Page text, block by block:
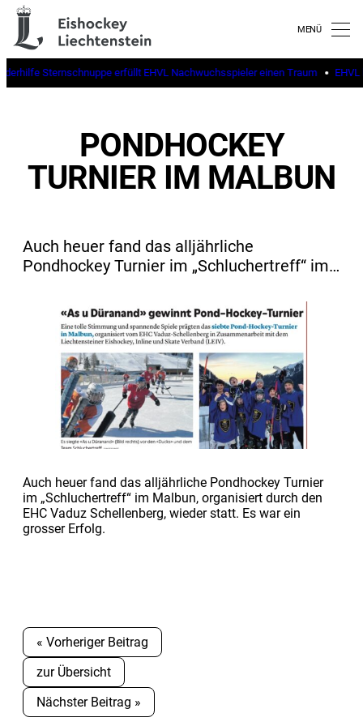
Sternschnuppe erfüllt EHVL Nachwuchsspieler einen Traum
PONDHOCKEY
TURNIER IM MALBUN
Auch heuer fand das alljährliche
Pondhockey Turnier im „Schluchertreff“ im…
Auch heuer fand das alljährliche Pondhockey Turnier
im „Schluchertreff“ im Malbun, organisiert durch den
EHC Vaduz Schellenberg, wieder statt. Es war ein
grosser Erfolg.
« Vorheriger Beitrag
zur Übersicht
Nächster Beitrag »